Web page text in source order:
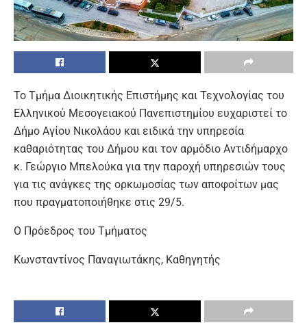
Το Τμήμα Διοικητικής Επιστήμης και Τεχνολογίας του
Ελληνικού Μεσογειακού Πανεπιστημίου ευχαριστεί το
Δήμο Αγίου Νικολάου και ειδικά την υπηρεσία
καθαριότητας του Δήμου και τον αρμόδιο Αντιδήμαρχο
κ. Γεώργιο Μπελούκα για την παροχή υπηρεσιών τους
για τις ανάγκες της ορκωμοσίας των αποφοίτων μας
που πραγματοποιήθηκε στις 29/5.
Ο Πρόεδρος του Τμήματος
Κωνσταντίνος Παναγιωτάκης, Καθηγητής